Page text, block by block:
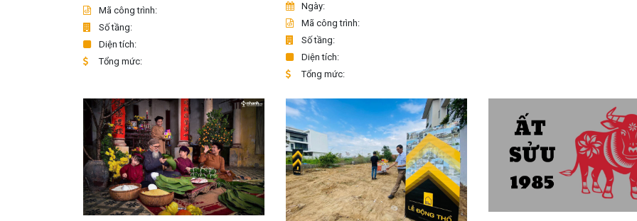
Mã công trình:
Số tầng:
Diện tích:
Tổng mức:
Ngày:
Mã công trình:
Số tầng:
Diện tích:
Tổng mức: